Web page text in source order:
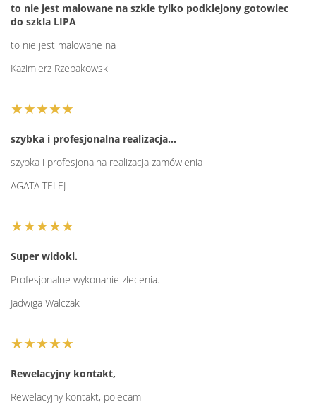
to nie jest malowane na szkle tylko podklejony gotowiec
do szkla LIPA
to nie jest malowane na
Kazimierz Rzepakowski
★★★★★
szybka i profesjonalna realizacja…
szybka i profesjonalna realizacja zamówienia
AGATA TELEJ
★★★★★
Super widoki.
Profesjonalne wykonanie zlecenia.
Jadwiga Walczak
★★★★★
Rewelacyjny kontakt,
Rewelacyjny kontakt, polecam